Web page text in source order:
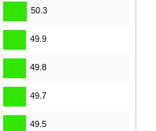
50.3
49.9
49.8
49.7
49.5